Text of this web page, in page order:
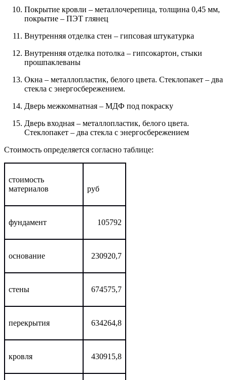
Покрытие кровли – металлочерепица, толщина 0,45 мм,
покрытие – ПЭТ глянец
Внутренняя отделка стен – гипсовая штукатурка
Внутренняя отделка потолка – гипсокартон, стыки
прошпаклеваны
Окна – металлопластик, белого цвета. Стеклопакет – два
стекла с энергосбережением.
Дверь межкомнатная – МДФ под покраску
Дверь входная – металлопластик, белого цвета.
Стеклопакет – два стекла с энергосбережением
Стоимость определяется согласно таблице:
стоимость
материалов
руб
фундамент 105792
основание 230920,7
стены 674575,7
перекрытия 634264,8
кровля 430915,8